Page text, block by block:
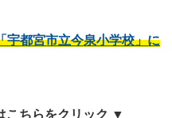
宇都宮市立今泉小学校」に
こちらをクリック ▼